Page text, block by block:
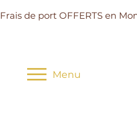
Frais de port OFFERTS en
Menu